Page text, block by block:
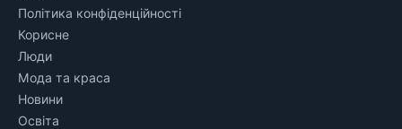
Політика конфіденційності
Корисне
Люди
Мода та краса
Новини
Освіта